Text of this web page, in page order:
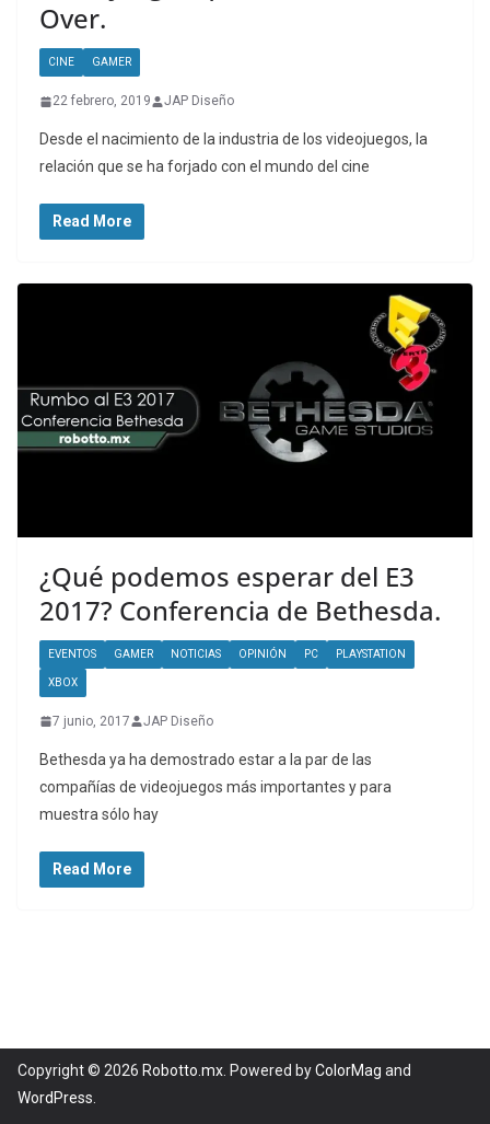
Over.
CINE GAMER
22 febrero, 2019 JAP Diseño
Desde el nacimiento de la industria de los videojuegos, la
relación que se ha forjado con el mundo del cine
Read More
¿Qué podemos esperar del E3
2017? Conferencia de Bethesda.
EVENTOS GAMER NOTICIAS OPINIÓN PC PLAYSTATION
XBOX
7 junio, 2017 JAP Diseño
Bethesda ya ha demostrado estar a la par de las
compañías de videojuegos más importantes y para
muestra sólo hay
Read More
Copyright © 2026 Robotto.mx . Powered byColorMag and
WordPress